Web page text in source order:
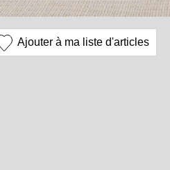
Ajouter à ma liste d'articles